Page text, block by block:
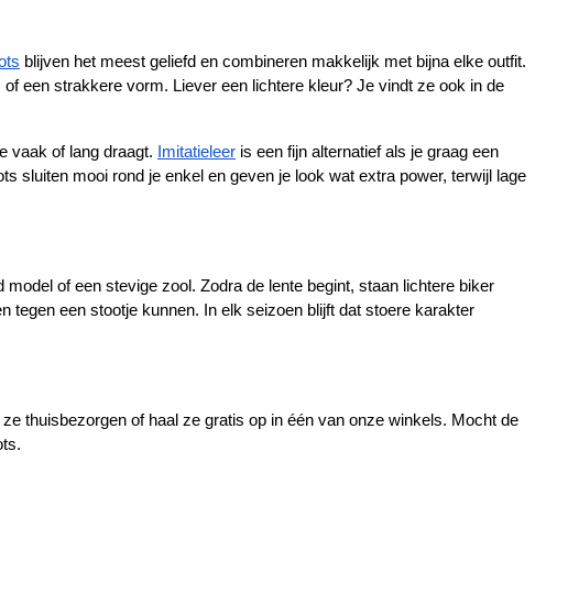
blijven het meest geliefd en combineren makkelijk met bijna elke outfit.
een strakkere vorm. Liever een lichtere kleur? Je vindt ze ook in de
vaak of lang draagt. Imitatieleer is een fijn alternatief als je graag een
sluiten mooi rond je enkel en geven je look wat extra power, terwijl lage
of een stevige zool. Zodra de lente begint, staan lichtere biker
tegen een stootje kunnen. In elk seizoen blijft dat stoere karakter
thuisbezorgen of haal ze gratis op in één van onze winkels. Mocht de